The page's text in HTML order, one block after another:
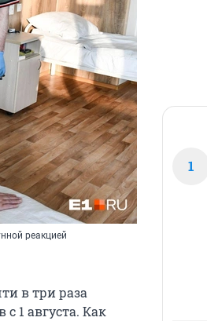
реакцией
в три раза
1 августа. Как
1